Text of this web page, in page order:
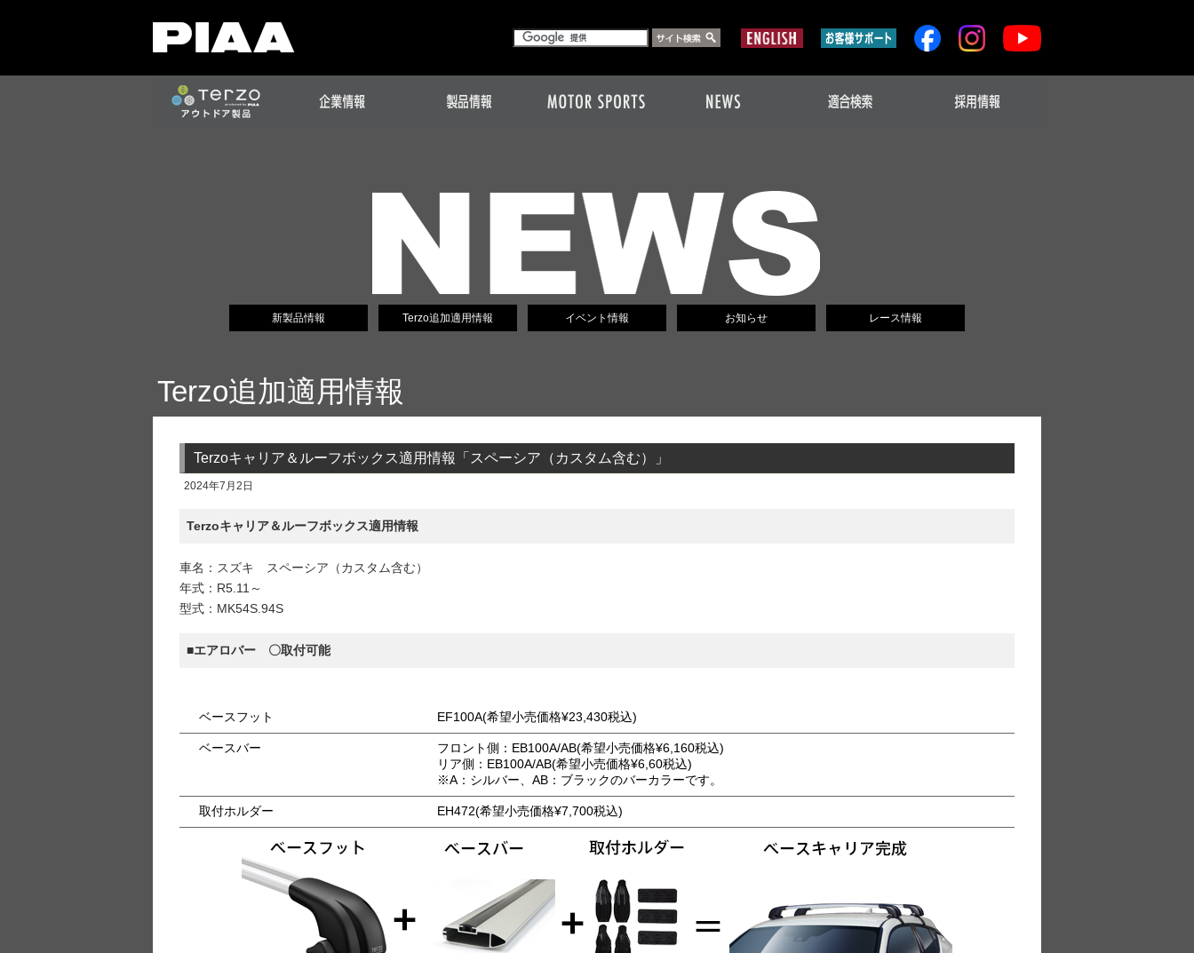
新製品情報 Terzo追加適用情報 イベント情報 お知らせ レース情報
Terzo追加適用情報
Terzoキャリア＆ルーフボックス適用情報「スペーシア（カスタム含む）」
2024年7月2日
Terzoキャリア＆ルーフボックス適用情報
車名：スズキ スペーシア（カスタム含む）
年式：R5.11～
型式：MK54S.94S
■エアロバー 〇取付可能
ベースフット EF100A(希望小売価格¥23,430税込)
ベースバー
フロント側：EB100A/AB(希望小売価格¥6,160税込)
リア側：EB100A/AB(希望小売価格¥6,60税込)
※A：シルバー、AB：ブラックのバーカラーです。
取付ホルダー EH472(希望小売価格¥7,700税込)